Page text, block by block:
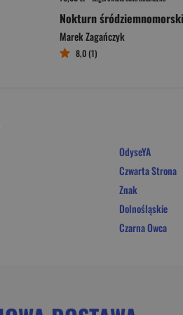
Nokturn śródziemnomorski
Marek Zagańczyk
8,0 (1)
OdyseYA
Czwarta Strona
Znak
Dolnośląskie
Czarna Owca